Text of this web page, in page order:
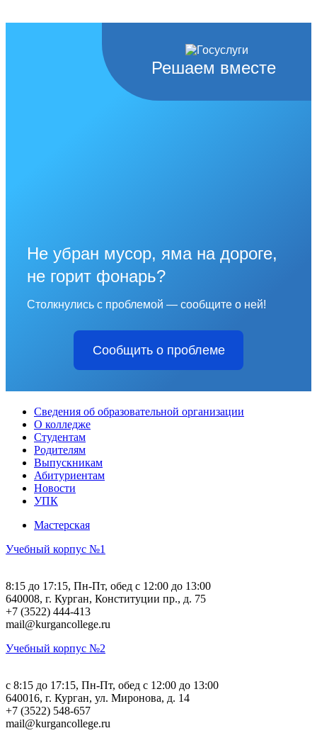
Решаем вместе
Не убран мусор, яма на дороге,
не горит фонарь?
Столкнулись с проблемой — сообщите о ней!
Сообщить о проблеме
Сведения об образовательной организации
О колледже
Студентам
Родителям
Выпускникам
Абитуриентам
Новости
УПК
Мастерская
Учебный корпус №1
8:15 до 17:15, Пн-Пт, обед с 12:00 до 13:00
640008, г. Курган, Конституции пр., д. 75
+7 (3522) 444-413
mail@kurgancollege.ru
Учебный корпус №2
c 8:15 до 17:15, Пн-Пт, обед с 12:00 до 13:00
640016, г. Курган, ул. Миронова, д. 14
+7 (3522) 548-657
mail@kurgancollege.ru